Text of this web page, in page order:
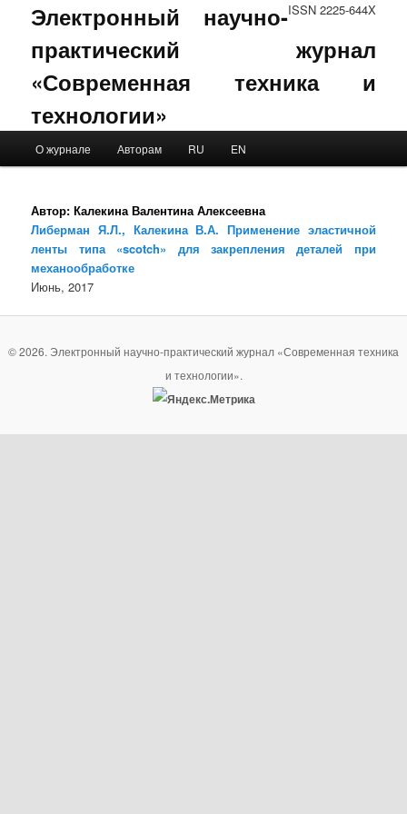
ISSN 2225-644X
Электронный научно-
практический журнал
«Современная техника и
технологии»
Skip to primary content
Skip to secondary content
О журнале Авторам RU EN
Автор: Калекина Валентина Алексеевна
Либерман Я.Л., Калекина В.А. Применение эластичной
ленты типа «scotch» для закрепления деталей при
механообработке
Июнь, 2017
© 2026. Электронный научно-практический журнал «Современная техника
и технологии».